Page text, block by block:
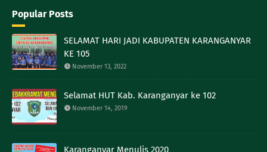
Popular Posts
SELAMAT HARI JADI KABUPATEN KARANGANYAR
KE 105
November 13, 2022
Selamat HUT Kab. Karanganyar ke 102
November 14, 2019
Karanganyar Menulis 2020